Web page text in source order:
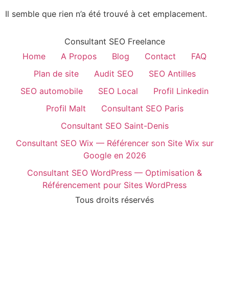
Il semble que rien n’a été trouvé à cet emplacement.
Consultant SEO Freelance
Home
A Propos Blog Contact
FAQ
Plan de site
Audit SEO
SEO Antilles
SEO automobile
SEO Local
Profil Linkedin
Profil Malt
Consultant SEO Paris
Consultant SEO Saint-Denis
Consultant SEO Wix — Référencer son Site Wix sur
Google en 2026
Consultant SEO WordPress — Optimisation &
Référencement pour Sites WordPress
Tous droits réservés